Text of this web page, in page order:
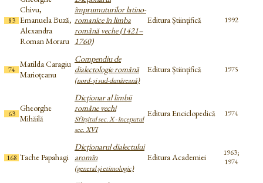
83
Chivu,
Emanuela Buză,
Alexandra
Roman Moraru
împrumuturilor latino-
romanice în limba
română veche (1421–
1760)
Editura Științifică 1992
74
Matilda Caragiu
Marioțeanu
Compendiu de
dialectologie română
(nord- și sud-dunăreană)
Editura Științifică 1975
63
Gheorghe
Mihăilă
Dicţionar al limbii
române vechi
Sfîrşitul sec. X - începutul
sec. XVI
Editura Enciclopedică 1974
168 Tache Papahagi
Dicţionarul dialectului
aromîn
(general şi etimologic)
Editura Academiei
1963;
1974